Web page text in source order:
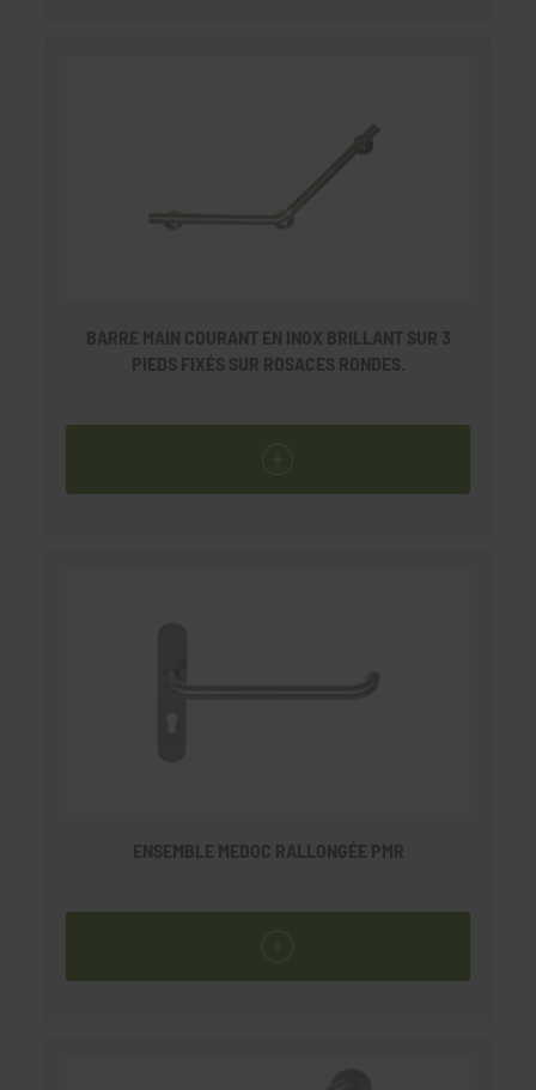
BARRE MAIN COURANT EN INOX BRILLANT SUR 3
PIEDS FIXÉS SUR ROSACES RONDES.
ENSEMBLE MEDOC RALLONGÉE PMR